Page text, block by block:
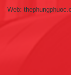
Web: